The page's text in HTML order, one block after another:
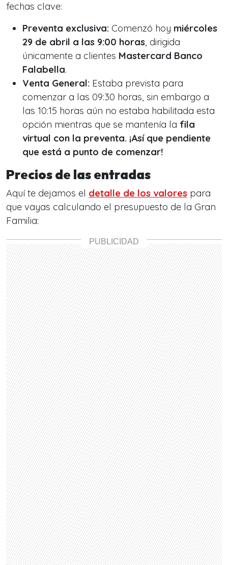
fechas clave:
Preventa exclusiva: Comenzó hoy miércoles
29 de abril a las 9:00 horas, dirigida
únicamente a clientes Mastercard Banco
Falabella.
Venta General: Estaba prevista para
comenzar a las 09:30 horas, sin embargo a
las 10:15 horas aún no estaba habilitada esta
opción mientras que se mantenía la fila
virtual con la preventa. ¡Así que pendiente
que está a punto de comenzar!
Precios de las entradas
Aquí te dejamos el detalle de los valores para
que vayas calculando el presupuesto de la Gran
Familia: